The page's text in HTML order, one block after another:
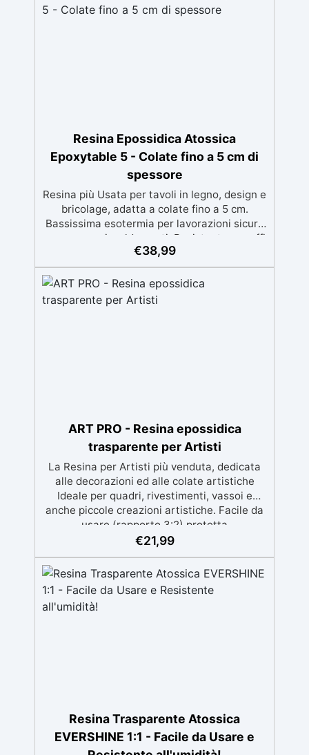
Resina Epossidica Atossica
Epoxytable 5 - Colate fino a 5 cm di
spessore
Resina più Usata per tavoli in legno, design e
bricolage, adatta a colate fino a 5 cm.
Bassissima esotermia per lavorazioni sicure
e senza surriscaldamenti. Resistente a graffi
e ingiallimento grazie ai filtri UV e all'alta
qualità meccanica. Bassa viscosità per
eliminare bolle d'aria e ottenere finiture
lisce. Sicura, atossica, BPA/VOC free e
certificata per il contatto prolungato con la
€38,99
ART PRO - Resina epossidica
trasparente per Artisti
La Resina per Artisti più venduta, dedicata
alle decorazioni ed alle colate artistiche
Ideale per quadri, rivestimenti, vassoi e
anche piccole creazioni artistiche. Facile da
usare (rapporto 3:2) protetta
dall’ingiallimento grazie agli speciali filtri UV
design precisi e puliti. Indurisce in 12-24h
garantendo una superficie lucida e brillante
€21,99
Resina Trasparente Atossica
EVERSHINE 1:1 - Facile da Usare e